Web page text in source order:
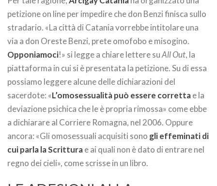
petizione on line per impedire che don Benzi finisca sullo
stradario. «La città di Catania vorrebbe intitolare una
via a don Oreste Benzi, prete omofobo e misogino.
Opponiamoci!» si legge a chiare lettere suAll Out, la
piattaforma in cui si è presentata la petizione. Su di essa
possiamo leggere alcune delle dichiarazioni del
sacerdote: «L’omosessualità può essere correttae la
deviazione psichica che le è propria rimossa» come ebbe
a dichiarare al Corriere Romagna, nel 2006. Oppure
ancora: «Gli omosessuali acquisiti sono gli effeminati di
cui parla la Scritturae ai quali non è dato di entrare nel
regno dei cieli», come scrisse in un libro.